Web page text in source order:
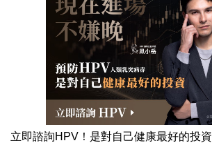
立即諮詢HPV！是對自己健康最好的投